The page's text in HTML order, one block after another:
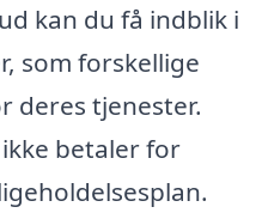
kan du få indblik i
som forskellige
deres tjenester.
betaler for